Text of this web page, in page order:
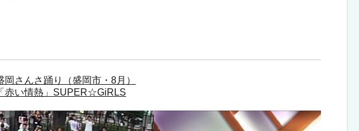
岡さんさ踊り（盛岡市・8月）
「赤い情熱」SUPER☆GiRLS